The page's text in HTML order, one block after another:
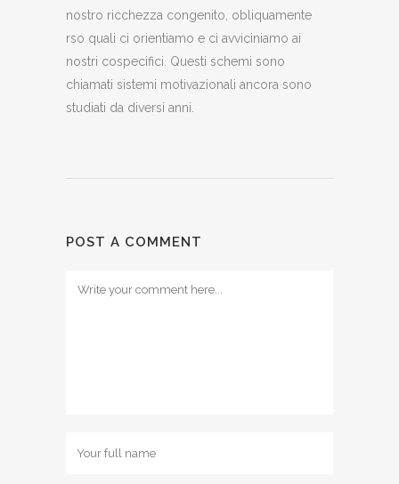
nostro ricchezza congenito, obliquamente
rso quali ci orientiamo e ci avviciniamo ai
nostri cospecifici. Questi schemi sono
chiamati sistemi motivazionali ancora sono
studiati da diversi anni.
POST A COMMENT